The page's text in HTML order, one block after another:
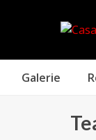
Galerie